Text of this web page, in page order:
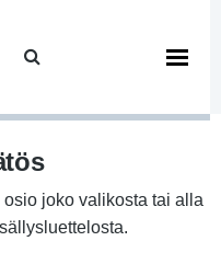
joko valikosta tai alla